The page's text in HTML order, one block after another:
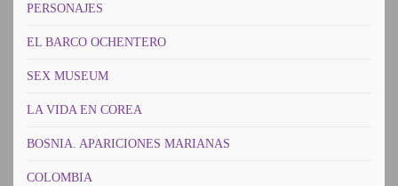
PERSONAJES
EL BARCO OCHENTERO
SEX MUSEUM
LA VIDA EN COREA
BOSNIA. APARICIONES MARIANAS
COLOMBIA